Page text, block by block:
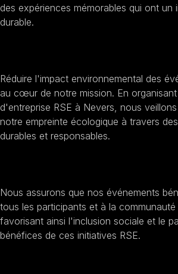
des expériences mémorables qui ont un
durable.
Réduire l'impact environnemental des
au cœur de notre mission. En
d'entreprise RSE à Nevers, nous
notre empreinte écologique à travers
durables et responsables.
Nous assurons que nos événements
tous les participants et à la communauté
favorisant ainsi l'inclusion sociale et le
bénéfices de ces initiatives RSE.